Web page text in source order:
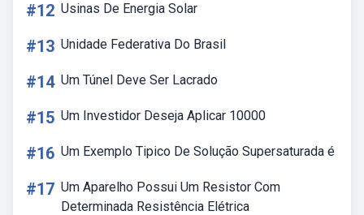
#12 Usinas De Energia Solar
#13 Unidade Federativa Do Brasil
#14 Um Túnel Deve Ser Lacrado
#15 Um Investidor Deseja Aplicar 10000
#16 Um Exemplo Tipico De Solução Supersaturada é
#17 Um Aparelho Possui Um Resistor Com
Determinada Resistência Elétrica